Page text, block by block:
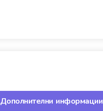
Дополнителни информации